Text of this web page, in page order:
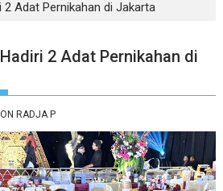
2 Adat Pernikahan di Jakarta
2 Adat Pernikahan di
RADJA P